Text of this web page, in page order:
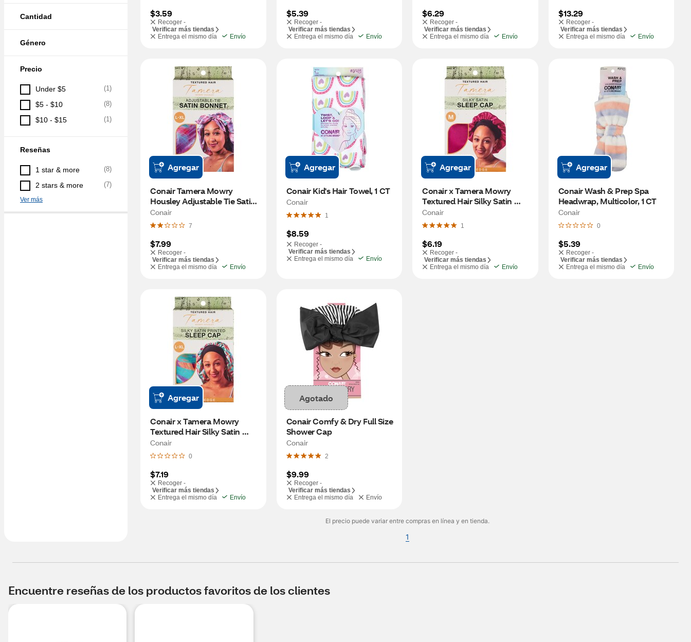
Cantidad
Género
Precio
Under $5 (1)
$5 - $10 (8)
$10 - $15 (1)
Reseñas
1 star & more (8)
2 stars & more (7)
Ver más
$3.59
Recoger -
Verificar más tiendas
Entrega el mismo día
Envío
$5.39
Recoger -
Verificar más tiendas
Entrega el mismo día
Envío
$6.29
Recoger -
Verificar más tiendas
Entrega el mismo día
Envío
$13.29
Recoger -
Verificar más tiendas
Entrega el mismo día
Envío
Agregar
Conair Tamera Mowry
Housley Adjustable Tie Satin
Bonnet, L-XL
Conair
7
$7.99
Recoger -
Verificar más tiendas
Entrega el mismo día
Envío
Agregar
Conair Kid's Hair Towel, 1 CT
Conair
1
$8.59
Recoger -
Verificar más tiendas
Entrega el mismo día
Envío
Agregar
Conair x Tamera Mowry
Textured Hair Silky Satin
Sleep Cap, Medium
Conair
1
$6.19
Recoger -
Verificar más tiendas
Entrega el mismo día
Envío
Agregar
Conair Wash & Prep Spa
Headwrap, Multicolor, 1 CT
Conair
0
$5.39
Recoger -
Verificar más tiendas
Entrega el mismo día
Envío
Agregar
Conair x Tamera Mowry
Textured Hair Silky Satin
Printed Sleep Cap, L-XL
Conair
0
$7.19
Recoger -
Verificar más tiendas
Entrega el mismo día
Envío
Agotado
Conair Comfy & Dry Full Size
Shower Cap
Conair
2
$9.99
Recoger -
Verificar más tiendas
Entrega el mismo día
Envío
El precio puede variar entre compras en línea y en tienda.
1
Encuentre reseñas de los productos favoritos de los clientes